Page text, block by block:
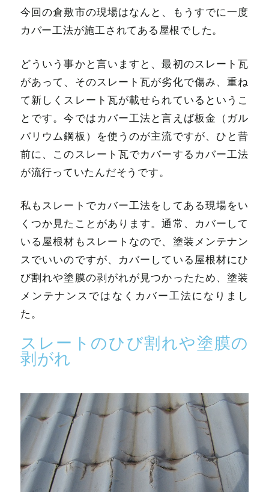
今回の倉敷市の現場はなんと、もうすでに一度
カバー工法が施工されてある屋根でした。
どういう事かと言いますと、最初のスレート瓦
があって、そのスレート瓦が劣化で傷み、重ね
て新しくスレート瓦が載せられているというこ
とです。今ではカバー工法と言えば板金（ガル
バリウム鋼板）を使うのが主流ですが、ひと昔
前に、このスレート瓦でカバーするカバー工法
が流行っていたんだそうです。
私もスレートでカバー工法をしてある現場をい
くつか見たことがあります。通常、カバーして
いる屋根材もスレートなので、塗装メンテナン
スでいいのですが、カバーしている屋根材にひ
び割れや塗膜の剥がれが見つかったため、塗装
メンテナンスではなくカバー工法になりまし
た。
スレートのひび割れや塗膜の
剥がれ